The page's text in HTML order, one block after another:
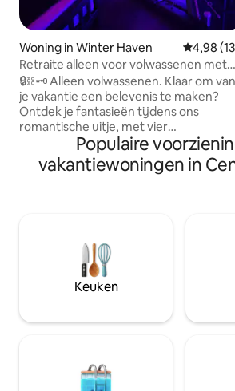
Woning in Winter Haven
4,98
Retraite alleen voor volwassenen met
zwembad en spa | 18+, privé
🔒⛓️🗝️ Alleen volwassenen. Klaar om van
je vakantie een belevenis te maken?
Ontdek je fantasieën tijdens ons
romantische uitje, met vier
themaslaapkamers* die zijn
om je te inspireren. Neem je favoriete
speeltjes mee, experimenteer met
zult genieten van ons
zeemeerminzwembad 🧜🏿‍♀️, de spa met
jetstralen en het stenen meditatiedek
terwijl je geniet van de zon of naar de
wacht op je. (*1 per 2 gasten)
Populaire
vakantiewoningen in
Keuken